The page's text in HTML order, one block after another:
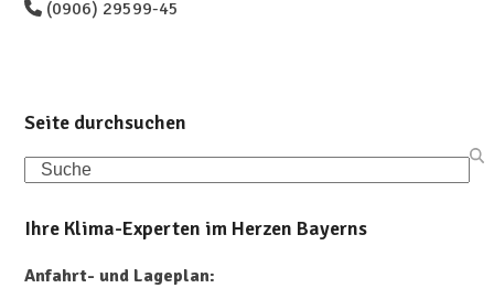
(0906) 29599-45
Seite durchsuchen
Search
Ihre Klima-Experten im Herzen Bayerns
Anfahrt- und Lageplan: